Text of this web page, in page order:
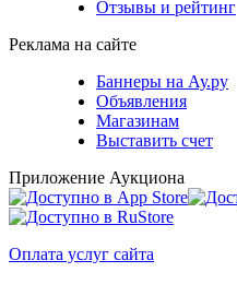
Отзывы и рейтинг
Реклама на сайте
Баннеры на Ау.ру
Объявления
Магазинам
Выставить счет
Приложение Аукциона
Оплата услуг сайта